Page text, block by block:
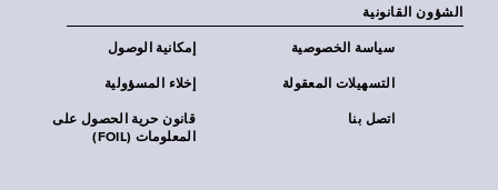
الشؤون القانونية
إمكانية الوصول سياسة الخصوصية
إخلاء المسؤولية التسهيلات المعقولة
قانون حرية الحصول على
المعلومات (FOIL)
اتصل بنا